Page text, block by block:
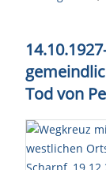
14.10.1927
Tod von